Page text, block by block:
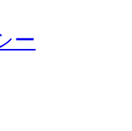
ー